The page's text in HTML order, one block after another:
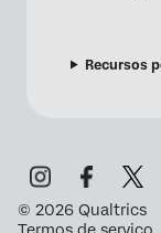
Recursos
© 2026 Qualtrics